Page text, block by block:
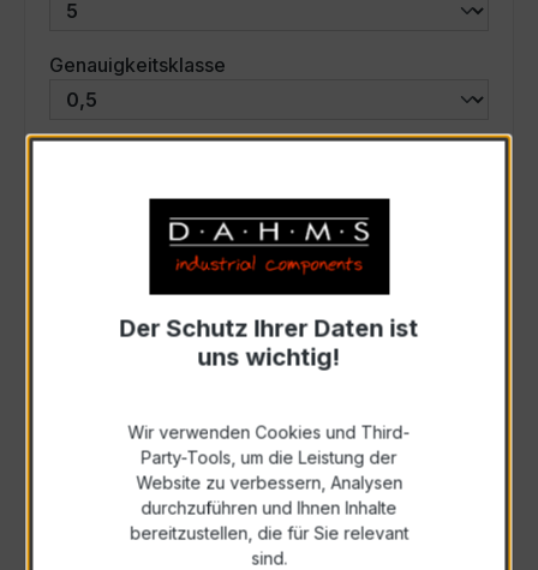
Genauigkeitsklasse
Auswahl zurücksetzen
Art. Nr.:57554
Zur Sammelanfrage hinzufügen
Anfrage telefonisch
Der Schutz Ihrer Daten ist
uns wichtig!
Wir verwenden Cookies und Third-
Party-Tools, um die Leistung der
Website zu verbessern, Analysen
durchzuführen und Ihnen Inhalte
bereitzustellen, die für Sie relevant
sind.